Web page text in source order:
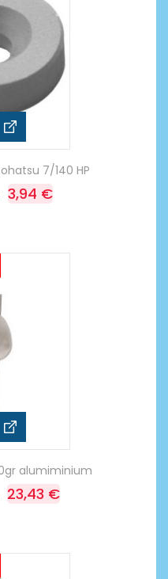
7/140 HP
3,94 €
alumiminium
23,43 €